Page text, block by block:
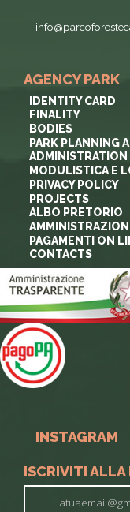
AGENCY PARK
IDENTITY CARD
FINALITY
BODIES
PARK PLANNING
ADMINISTRATION
MODULISTICA E
PRIVACY POLICY
PROJECTS
ALBO PRETORIO
PAGAMENTI ON
CONTACTS
INSTAGRAM
ISCRIVITI